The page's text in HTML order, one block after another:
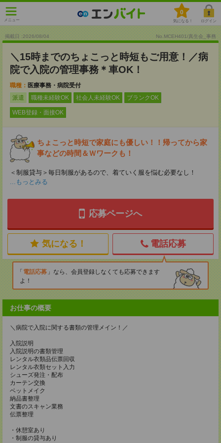
メニュー
0
気になる！ ログイン
掲載日 :2026/08/04 No.MCEH401/真生会_事務
＼15時までのちょこっと時短もご用意！／病
院で入院の管理事務＊車OK！
職種： 医療事務・病院受付
派遣
職種未経験OK 社会人未経験OK ブランクOK
WEB登録・面接OK
ちょこっと時短で家庭にも優しい！！帰ってから家
事などの時間＆Ｗワークも！
＜制服貸与＞毎日制服があるので、着ていく服を悩む必要なし！
...もっとみる
応募ページへ
気になる！ 電話応募
電話応募
なら、会員登録しなくても応募できます
よ！
お仕事の概要
＼病院で入院に関する書類の管理メイン！／
入院説明
入院説明の書類管理
レンタル衣類品伝票回収
レンタル衣類セット入力
シューズ発注・配布
カーテン交換
ベットメイク
納品書整理
文書のスキャン業務
伝票整理
・休憩室あり
・制服の貸与あり